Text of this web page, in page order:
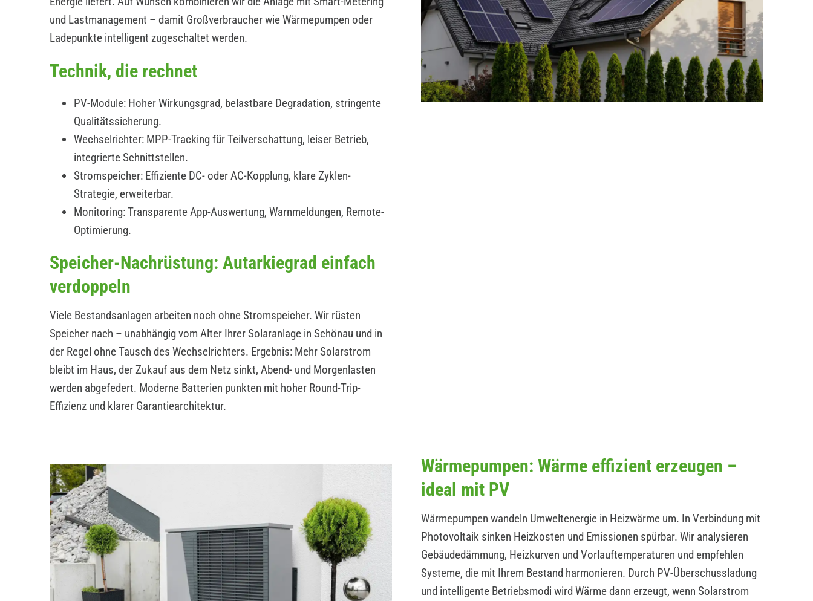
und Lastmanagement – damit Großverbraucher wie Wärmepumpen oder
Ladepunkte intelligent zugeschaltet werden.
Technik, die rechnet
PV-Module: Hoher Wirkungsgrad, belastbare Degradation, stringente
Qualitätssicherung.
Wechselrichter: MPP-Tracking für Teilverschattung, leiser Betrieb,
integrierte Schnittstellen.
Stromspeicher: Effiziente DC- oder AC-Kopplung, klare Zyklen-
Strategie, erweiterbar.
Monitoring: Transparente App-Auswertung, Warnmeldungen, Remote-
Optimierung.
Speicher-Nachrüstung: Autarkiegrad einfach
verdoppeln
Viele Bestandsanlagen arbeiten noch ohne Stromspeicher. Wir rüsten
Speicher nach – unabhängig vom Alter Ihrer Solaranlage in Schönau und in
der Regel ohne Tausch des Wechselrichters. Ergebnis: Mehr Solarstrom
bleibt im Haus, der Zukauf aus dem Netz sinkt, Abend- und Morgenlasten
werden abgefedert. Moderne Batterien punkten mit hoher Round-Trip-
Effizienz und klarer Garantiearchitektur.
Wärmepumpen: Wärme effizient erzeugen –
ideal mit PV
Wärmepumpen wandeln Umweltenergie in Heizwärme um. In Verbindung mit
Photovoltaik sinken Heizkosten und Emissionen spürbar. Wir analysieren
Gebäudedämmung, Heizkurven und Vorlauftemperaturen und empfehlen
Systeme, die mit Ihrem Bestand harmonieren. Durch PV-Überschussladung
und intelligente Betriebsmodi wird Wärme dann erzeugt, wenn Solarstrom